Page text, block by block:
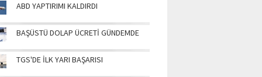
ABD YAPTIRIMI KALDIRDI
BAŞÜSTÜ DOLAP ÜCRETİ GÜNDEMDE
TGS'DE İLK YARI BAŞARISI